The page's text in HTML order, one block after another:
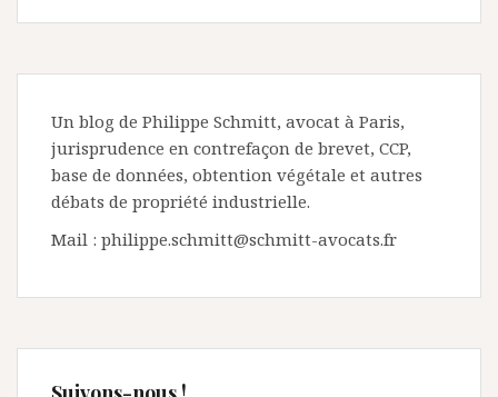
Un blog de Philippe Schmitt, avocat à Paris,
jurisprudence en contrefaçon de brevet, CCP,
base de données, obtention végétale et autres
débats de propriété industrielle.
Mail : philippe.schmitt@schmitt-avocats.fr